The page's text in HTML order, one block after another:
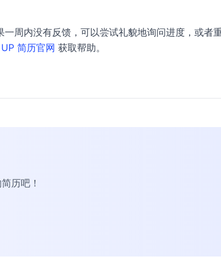
周内没有反馈，可以尝试礼貌地询问进度，或者
UP 简历官网 获取帮助。
历吧！